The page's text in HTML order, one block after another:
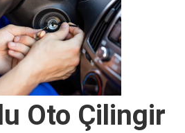
Oto Çilingir